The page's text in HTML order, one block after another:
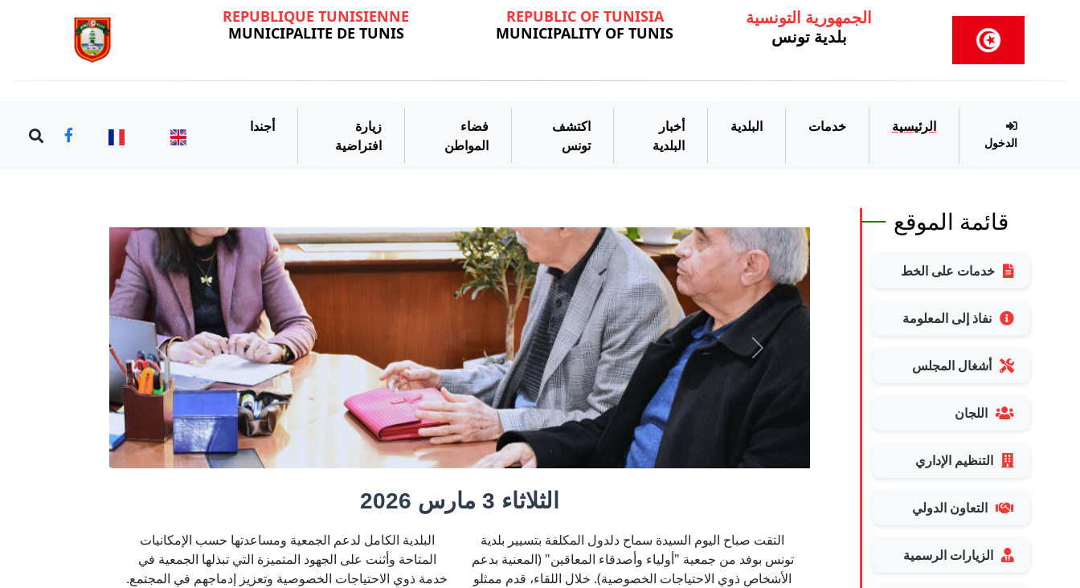
الجمهورية التونسية
بلدية تونس
REPUBLIC OF TUNISIA
MUNICIPALITY OF TUNIS
REPUBLIQUE TUNISIENNE
MUNICIPALITE DE TUNIS
الدخول
الرئيسية خدمات البلدية
أخبار
البلدية
اكتشف
تونس
فضاء
المواطن
زيارة
افتراضية
أجندا
قائمة الموقع
خدمات على الخط
نفاذ إلى المعلومة
أشغال المجلس
اللجان
التنظيم الإداري
التعاون الدولي
الزيارات الرسمية
Précédent Suivant
الثلاثاء 3 مارس 2026
التقت صباح اليوم السيدة سماح دلدول المكلفة بتسيير بلدية
تونس بوفد من جمعية "أولياء وأصدقاء المعاقين" (المعنية بدعم
الأشخاص ذوي الاحتياجات الخصوصية). خلال اللقاء، قدم ممثلو
البلدية الكامل لدعم الجمعية ومساعدتها حسب الإمكانيات
المتاحة وأثنت على الجهود المتميزة التي تبذلها الجمعية في
خدمة ذوي الاحتياجات الخصوصية وتعزيز إدماجهم في المجتمع.